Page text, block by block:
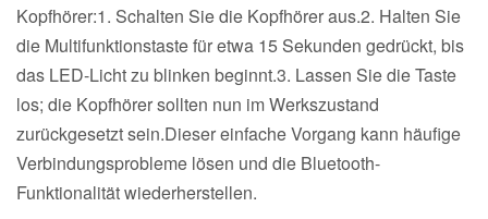
Kopfhörer:1. Schalten Sie die Kopfhörer aus.2. Halten Sie
die Multifunktionstaste für etwa 15 Sekunden gedrückt, bis
das LED-Licht zu blinken beginnt.3. Lassen Sie die Taste
los; die Kopfhörer sollten nun im Werkszustand
zurückgesetzt sein.Dieser einfache Vorgang kann häufige
Verbindungsprobleme lösen und die Bluetooth-
Funktionalität wiederherstellen.